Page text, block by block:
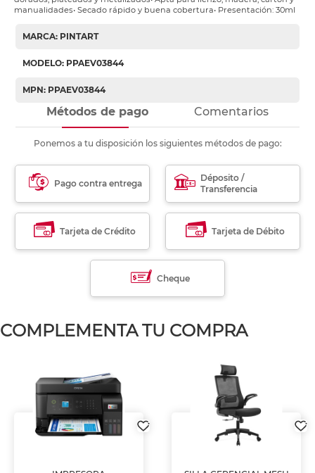
manualidades• Secado rápido y buena cobertura• Presentación: 30ml
MARCA: PINTART
MODELO: PPAEV03844
MPN: PPAEV03844
Métodos de pago Comentarios
Ponemos a tu disposición los siguientes métodos de pago:
Pago contra entrega
Déposito /
Transferencia
Tarjeta de Crédito Tarjeta de Débito
Cheque
COMPLEMENTA TU COMPRA